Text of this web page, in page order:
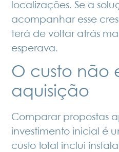
localizações. Se a
acompanhar esse
terá de voltar atrás
esperava.
O custo não
aquisição
Comparar propostas
investimento inicial é
custo total inclui